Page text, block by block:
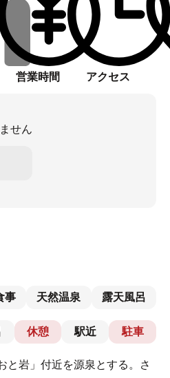
営業時間 アクセス
せん
事 天然温泉 露天風呂
休憩 駅近 駐車
と岩」付近を源泉とする。さ